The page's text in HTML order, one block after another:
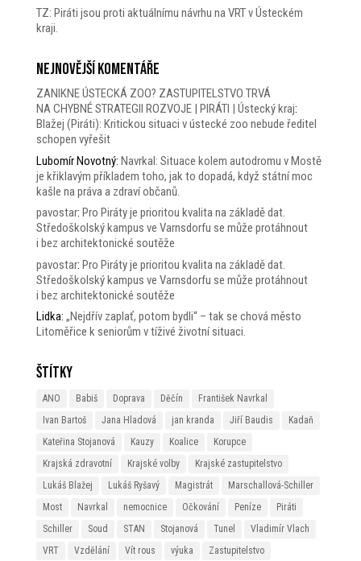
TZ: Piráti jsou proti aktuálnímu návrhu na VRT v Ústeckém
kraji.
Nejnovější komentáře
ZANIKNE ÚSTECKÁ ZOO? ZASTUPITELSTVO TRVÁ
NA CHYBNÉ STRATEGII ROZVOJE | PIRÁTI | Ústecký kraj:
Blažej (Piráti): Kritickou situaci v ústecké zoo nebude ředitel
schopen vyřešit
Lubomír Novotný: Navrkal: Situace kolem autodromu v Mostě
je křiklavým příkladem toho, jak to dopadá, když státní moc
kašle na práva a zdraví občanů.
pavostar: Pro Piráty je prioritou kvalita na základě dat.
Středoškolský kampus ve Varnsdorfu se může protáhnout
i bez architektonické soutěže
pavostar: Pro Piráty je prioritou kvalita na základě dat.
Středoškolský kampus ve Varnsdorfu se může protáhnout
i bez architektonické soutěže
Lidka: „Nejdřív zaplať, potom bydli“ – tak se chová město
Litoměřice k seniorům v tíživé životní situaci.
Štítky
ANO Babiš Doprava Děčín
František Navrkal
Ivan Bartoš
Jana Hladová jan kranda Jiří Baudis
Kadaň
Kateřina Stojanová
Kauzy Koalice
Korupce
Krajská zdravotní
Krajské volby
Krajské zastupitelstvo
Lukáš Blažej
Lukáš Ryšavý Magistrát
Marschallová-Schiller
Most
Navrkal nemocnice Očkování Peníze
Piráti
Schiller
Soud STAN Stojanová Tunel
Vladimír Vlach
VRT
Vzdělání Vít rous výuka
Zastupitelstvo